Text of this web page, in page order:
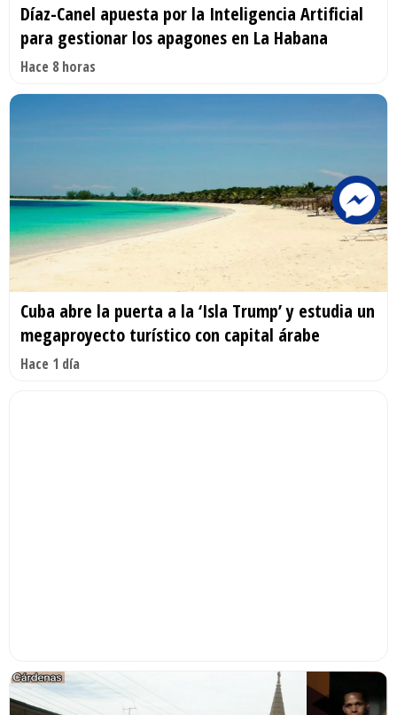
Díaz-Canel apuesta por la Inteligencia Artificial
para gestionar los apagones en La Habana
Hace 8 horas
Cuba abre la puerta a la ‘Isla Trump’ y estudia un
megaproyecto turístico con capital árabe
Hace 1 día